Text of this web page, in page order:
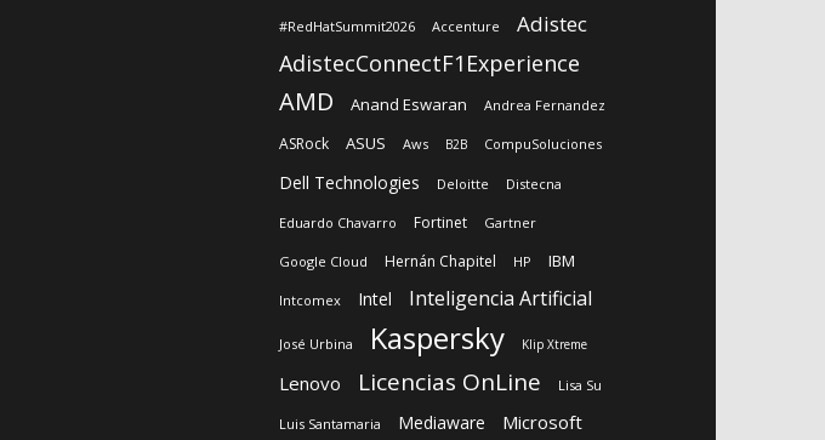
#RedHatSummit2026 Accenture Adistec
AdistecConnectF1Experience
AMD Anand Eswaran Andrea Fernandez
ASRock ASUS Aws B2B CompuSoluciones
Dell Technologies Deloitte Distecna
Eduardo Chavarro Fortinet Gartner
Google Cloud Hernán Chapitel HP IBM
Intcomex Intel Inteligencia Artificial
José Urbina Kaspersky Klip Xtreme
Lenovo Licencias OnLine Lisa Su
Luis Santamaria Mediaware Microsoft